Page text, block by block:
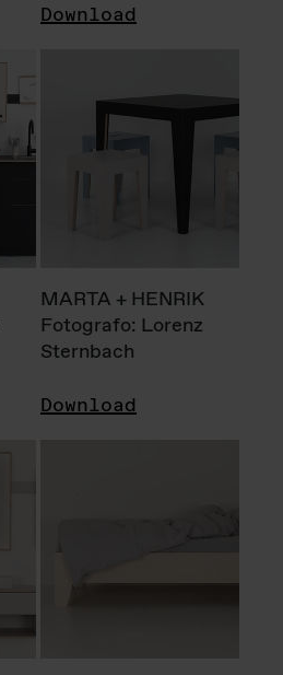
Download
MARTA + HENRIK
Fotografo: Lorenz
Sternbach
Download